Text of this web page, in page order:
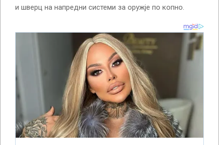
и шверц на напредни системи за оружје по копно.